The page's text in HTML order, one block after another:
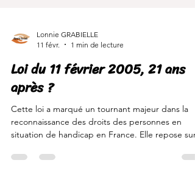
11 févr.
1 min de lecture
Loi du 11 février 2005, 21 ans
après ?
Cette loi a marqué un tournant majeur dans la
situation de handicap en France. Elle repose sur